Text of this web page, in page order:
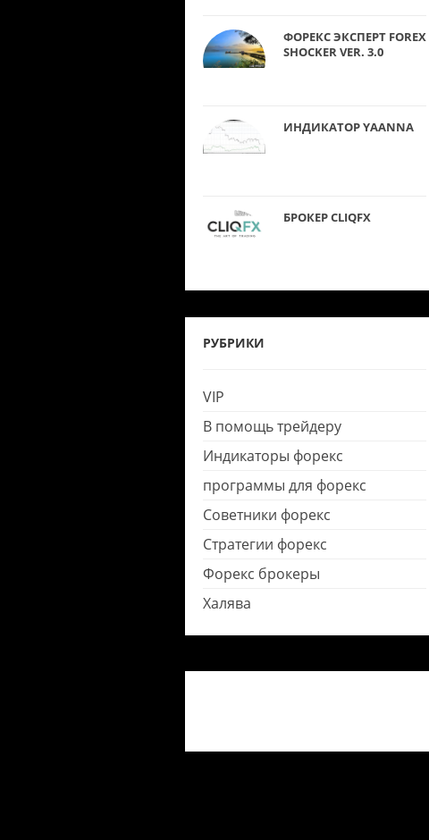
ФОРЕКС ЭКСПЕРТ FOREX
SHOCKER VER. 3.0
ИНДИКАТОР YAANNA
БРОКЕР CLIQFX
РУБРИКИ
VIP
В помощь трейдеру
Индикаторы форекс
программы для форекс
Советники форекс
Стратегии форекс
Форекс брокеры
Халява